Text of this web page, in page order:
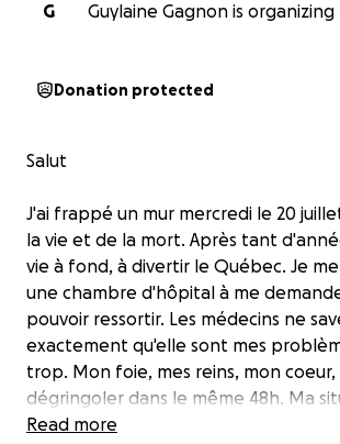
G
Guylaine Gagnon is
Donation protected
Salut
J'ai frappé un mur mercredi le 20
la vie et de la mort. Après tant
vie à fond, à divertir le Québec. Je
une chambre d'hôpital à me
pouvoir ressortir. Les médecins ne
exactement qu'elle sont mes
trop. Mon foie, mes reins, mon
dégringoler dans le même 48h. Ma
commencé avec un mal de gencive
Read more